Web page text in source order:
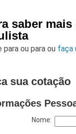
saber
paraou paraou faça
sua cotação
Nome: